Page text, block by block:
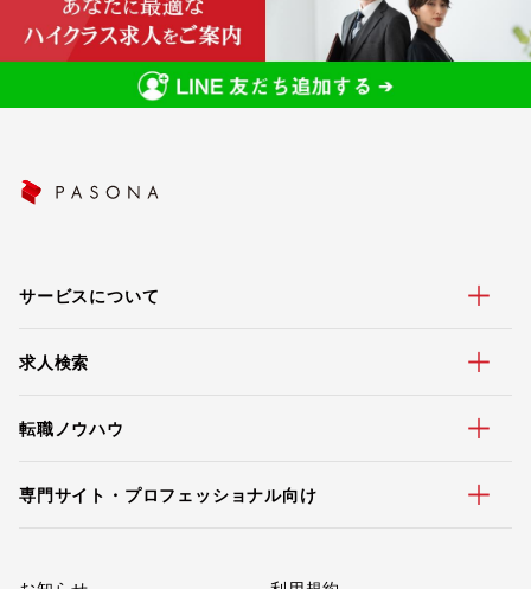
サービスについて
求人検索
転職ノウハウ
専門サイト・プロフェッショナル向け